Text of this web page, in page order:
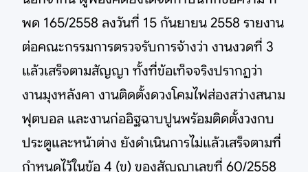
พด 165/2558 ลงวันที่ 15 กันยายน 2558 รายงาน
ต่อคณะกรรมการตรวจรับการจ้างว่า งานงวดที่ 3
แล้วเสร็จตามสัญญา ทั้งที่ข้อเท็จจริงปรากฏว่า
งานมุงหลังคา งานติดตั้งดวงโคมไฟส่องสว่างสนาม
ฟุตบอล และงานก่ออิฐฉาบปูนพร้อมติดตั้งวงกบ
ประตูและหน้าต่าง ยังดำเนินการไม่แล้วเสร็จตามที่
กำหนดไว้ในข้อ 4 (ข) ของสัญญาเลขที่ 60/2558